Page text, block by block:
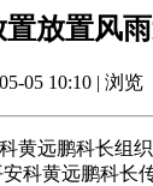
放置风
05 10:10 | 浏览
远鹏科长组织
科黄远鹏科长